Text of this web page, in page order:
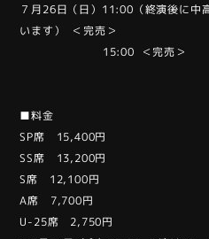
７月26日（日）11:00（終演後に中
います） ＜完売＞
15:00 ＜完売＞
■料金
SP席 15,400円
SS席 13,200円
S席 12,100円
A席 7,700円
U-25席 2,750円